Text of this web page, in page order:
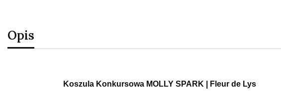
Opis
Koszula Konkursowa MOLLY SPARK | Fleur de Lys